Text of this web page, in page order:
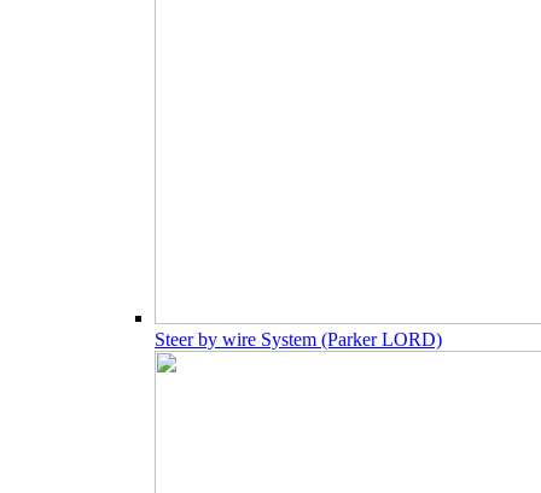
Steer by wire System (Parker LORD)